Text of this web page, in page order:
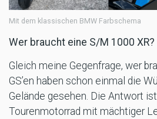
Mit dem klassischen BMW Farbschema
Wer braucht eine S/M 1000 XR?
Gleich meine Gegenfrage, wer
GS’en haben schon einmal die
Gelände gesehen. Die Antwort
Tourenmotorrad mit mächtiger